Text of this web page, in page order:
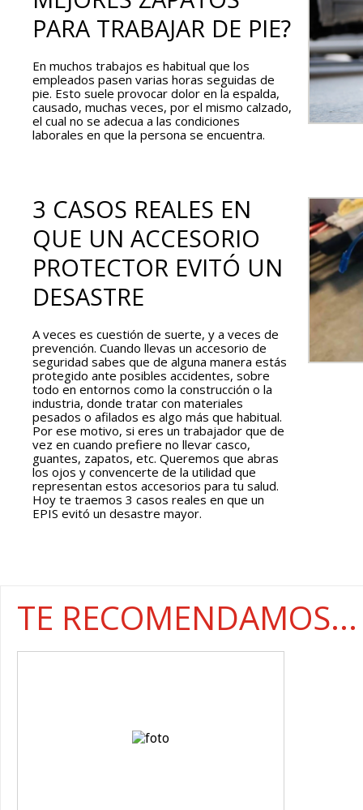
PARA TRABAJAR DE PIE?
En muchos trabajos es habitual que los
empleados pasen varias horas seguidas de
pie. Esto suele provocar dolor en la espalda,
causado, muchas veces, por el mismo calzado,
el cual no se adecua a las condiciones
laborales en que la persona se encuentra.
3 CASOS REALES EN
QUE UN ACCESORIO
PROTECTOR EVITÓ UN
DESASTRE
A veces es cuestión de suerte, y a veces de
prevención. Cuando llevas un accesorio de
seguridad sabes que de alguna manera estás
protegido ante posibles accidentes, sobre
todo en entornos como la construcción o la
industria, donde tratar con materiales
pesados o afilados es algo más que habitual.
Por ese motivo, si eres un trabajador que de
vez en cuando prefiere no llevar casco,
guantes, zapatos, etc. Queremos que abras
los ojos y convencerte de la utilidad que
representan estos accesorios para tu salud.
Hoy te traemos 3 casos reales en que un
EPIS evitó un desastre mayor.
TE RECOMENDAMOS...